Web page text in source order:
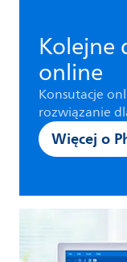
Kolejne
online
Konsutacje
rozwiązanie
Więcej o